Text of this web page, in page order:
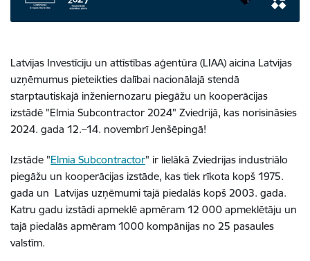
Latvijas Investīciju un attīstības aģentūra (LIAA) aicina Latvijas
uzņēmumus pieteikties dalībai nacionālajā stendā
starptautiskajā inženiernozaru piegāžu un kooperācijas
izstādē "Elmia Subcontractor 2024" Zviedrijā, kas norisināsies
2024. gada 12.–14. novembrī Jenšēpingā!
Izstāde "Elmia Subcontractor" ir lielākā Zviedrijas industriālo
piegāžu un kooperācijas izstāde, kas tiek rīkota kopš 1975.
gada un Latvijas uzņēmumi tajā piedalās kopš 2003. gada.
Katru gadu izstādi apmeklē apmēram 12 000 apmeklētāju un
tajā piedalās apmēram 1000 kompānijas no 25 pasaules
valstīm.